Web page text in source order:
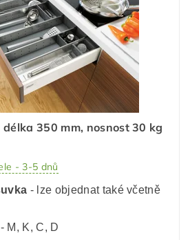
350 mm, nosnost 30 kg
- 3-5 dnů
- lze objednat také včetně
M, K, C, D